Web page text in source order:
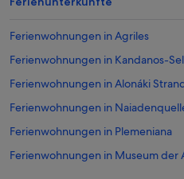
Ferienwohnungen in Agriles
Ferienwohnungen in Kandanos-
Ferienwohnungen in Alonáki
Ferienwohnungen in
Ferienwohnungen in Plemeniana
Ferienwohnungen in Museum der